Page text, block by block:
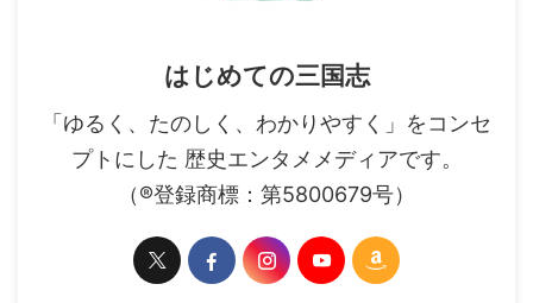
はじめての三国志
「ゆるく、たのしく、わかりやすく」をコンセ
プトにした 歴史エンタメメディアです。
（®登録商標：第5800679号）